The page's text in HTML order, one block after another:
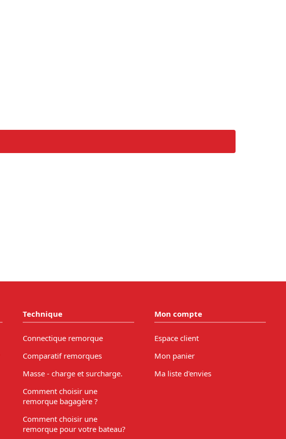
Technique
Connectique remorque
Comparatif remorques
Masse - charge et surcharge.
Comment choisir une
remorque bagagère ?
Comment choisir une
remorque pour votre bateau?
Mon compte
Espace client
Mon panier
Ma liste d'envies